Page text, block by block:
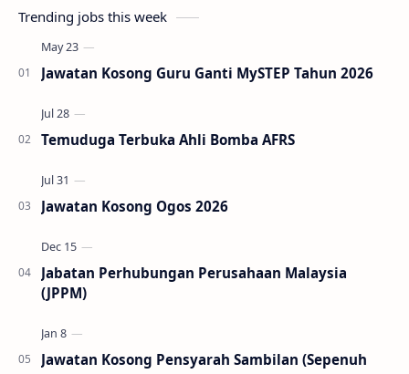
Trending jobs this week
Jawatan Kosong Guru Ganti MySTEP Tahun 2026
Temuduga Terbuka Ahli Bomba AFRS
Jawatan Kosong Ogos 2026
Jabatan Perhubungan Perusahaan Malaysia
(JPPM)
Jawatan Kosong Pensyarah Sambilan (Sepenuh